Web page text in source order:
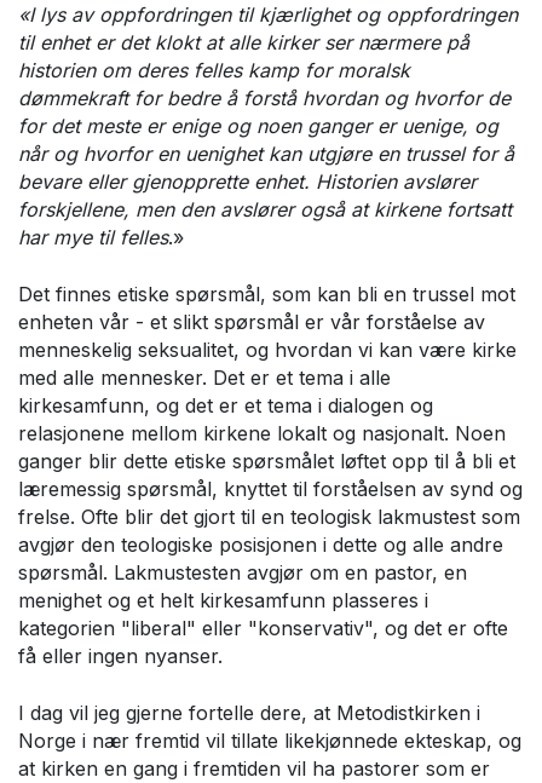
«I lys av oppfordringen til kjærlighet og oppfordringen
til enhet er det klokt at alle kirker ser nærmere på
historien om deres felles kamp for moralsk
dømmekraft for bedre å forstå hvordan og hvorfor de
for det meste er enige og noen ganger er uenige, og
når og hvorfor en uenighet kan utgjøre en trussel for å
bevare eller gjenopprette enhet. Historien avslører
forskjellene, men den avslører også at kirkene fortsatt
har mye til felles.»
Det finnes etiske spørsmål, som kan bli en trussel mot
enheten vår - et slikt spørsmål er vår forståelse av
menneskelig seksualitet, og hvordan vi kan være kirke
med alle mennesker. Det er et tema i alle
kirkesamfunn, og det er et tema i dialogen og
relasjonene mellom kirkene lokalt og nasjonalt. Noen
ganger blir dette etiske spørsmålet løftet opp til å bli et
læremessig spørsmål, knyttet til forståelsen av synd og
frelse. Ofte blir det gjort til en teologisk lakmustest som
avgjør den teologiske posisjonen i dette og alle andre
spørsmål. Lakmustesten avgjør om en pastor, en
menighet og et helt kirkesamfunn plasseres i
kategorien "liberal" eller "konservativ", og det er ofte
få eller ingen nyanser.
I dag vil jeg gjerne fortelle dere, at Metodistkirken i
Norge i nær fremtid vil tillate likekjønnede ekteskap, og
at kirken en gang i fremtiden vil ha pastorer som er